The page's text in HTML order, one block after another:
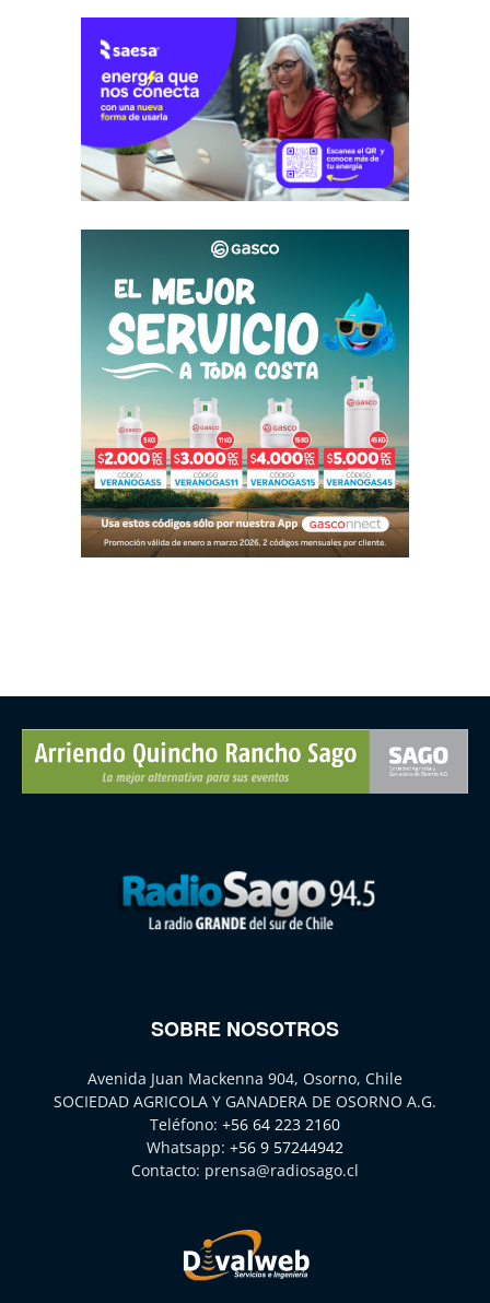
SOBRE NOSOTROS
Avenida Juan Mackenna 904, Osorno, Chile
SOCIEDAD AGRICOLA Y GANADERA DE OSORNO A.G.
Teléfono: +56 64 223 2160
Whatsapp: +56 9 57244942
Contacto: prensa@radiosago.cl